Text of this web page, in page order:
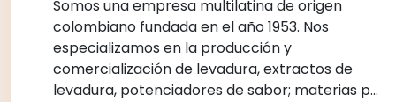
Somos una empresa multilatina de origen
colombiano fundada en el año 1953. Nos
especializamos en la producción y
comercialización de levadura, extractos de
levadura, potenciadores de sabor; materias p...